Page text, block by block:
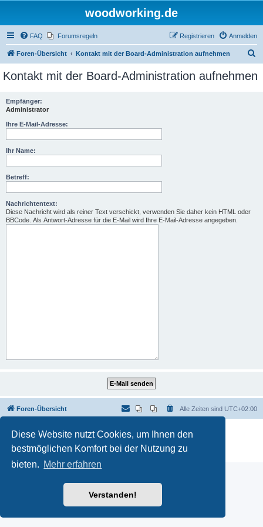
Diese Website nutzt Cookies, um Ihnen den
bestmöglichen Komfort bei der Nutzung zu
bieten. Mehr erfahren
Verstanden!
woodworking.de
FAQ Forumsregeln Anmelden
Registrieren
Foren-Übersicht Kontakt mit der Board-Administration aufnehmen
c
Kontakt mit der Board-Administration aufnehmen
Empfänger:
Administrator
Ihre E-Mail-Adresse:
Ihr Name:
Betreff:
Nachrichtentext:
Diese Nachricht wird als reiner Text verschickt, verwenden Sie daher kein HTML oder
BBCode. Als Antwort-Adresse für die E-Mail wird Ihre E-Mail-Adresse angegeben.
Foren-Übersicht Alle Zeiten sind UTC+02:00
Powered by phpBB
® Forum Software © phpBB Limited
Deutsche Übersetzung durch
Datenschutz|Nutzungsbedingungen